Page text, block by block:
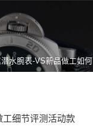
水腕表-VS新品做工如何
工细节评测活动款